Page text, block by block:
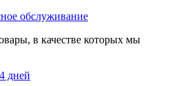
обслуживание
в качестве которых мы
дней